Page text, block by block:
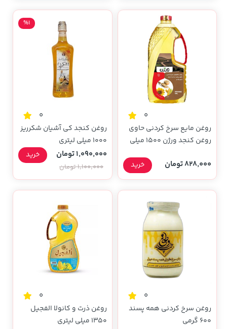
0
روغن مایع سرخ کردنی حاوی
روغن کنجد ورژن 1500 میلی
828,000 تومان خرید
0
روغن کنجد کی آشیان شکرریز
1000 میلی لیتری
%1
1,090,000 تومان
1,100,000 تومان
خرید
0
روغن سرخ کردنی همه پسند
600 گرمی
0
روغن ذرت و کانولا الفجیل
1350 میلی لیتری